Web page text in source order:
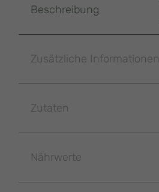
Beschreibung
Zusätzliche Informationen
Zutaten
Nährwerte